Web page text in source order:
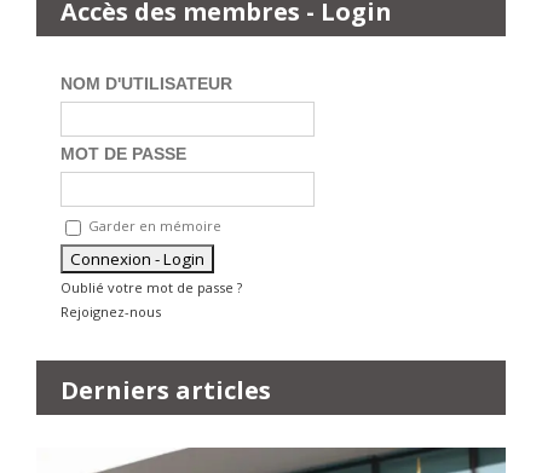
Accès des membres - Login
NOM D'UTILISATEUR
MOT DE PASSE
Garder en mémoire
Oublié votre mot de passe ?
Rejoignez-nous
Derniers articles